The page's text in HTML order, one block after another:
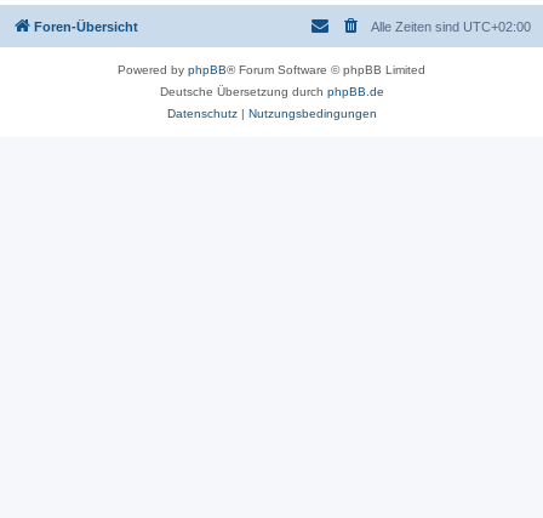
Foren-Übersicht Alle Zeiten sind UTC+02:00
Powered by phpBB® Forum Software © phpBB Limited
Deutsche Übersetzung durch phpBB.de
Datenschutz| Nutzungsbedingungen